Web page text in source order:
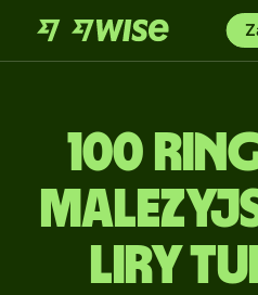
100
Liry